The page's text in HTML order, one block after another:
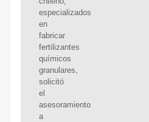
especializados
en
fabricar
fertilizantes
químicos
granulares,
solicitó
el
asesoramiento
a